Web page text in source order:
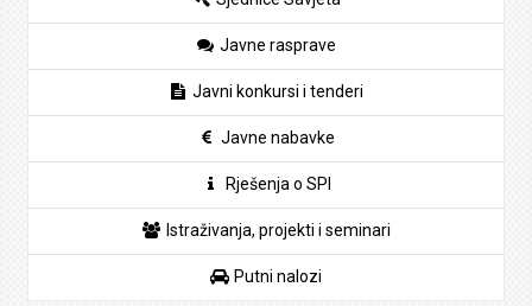
Javne rasprave
Javni konkursi i tenderi
Javne nabavke
Rješenja o SPI
Istraživanja, projekti i seminari
Putni nalozi